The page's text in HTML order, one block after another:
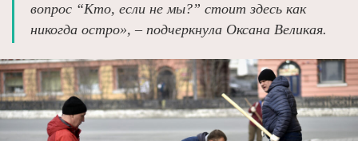
вопрос “Кто, если не мы?” стоит здесь как
никогда остро», – подчеркнула Оксана Великая.